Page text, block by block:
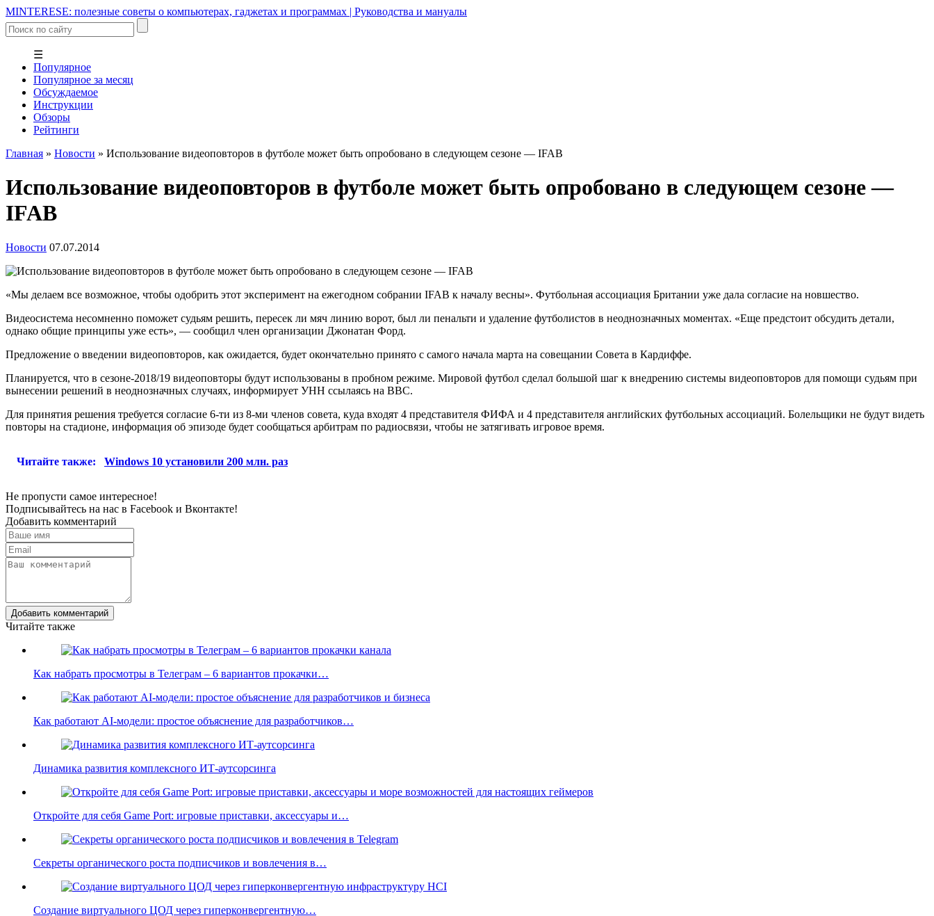
MINTERESE: полезные советы о компьютерах, гаджетах и программах | Руководства и мануалы
☰
Популярное
Популярное за месяц
Обсуждаемое
Инструкции
Обзоры
Рейтинги
Главная » Новости » Использование видеоповторов в футболе может быть опробовано в следующем сезоне — IFAB
Использование видеоповторов в футболе может быть опробовано в следующем сезоне —
IFAB
Новости 07.07.2014
«Мы делаем все возможное, чтобы одобрить этот эксперимент на ежегодном собрании IFAB к началу весны». Футбольная ассоциация Британии уже дала согласие на новшество.
Видеосистема несомненно поможет судьям решить, пересек ли мяч линию ворот, был ли пенальти и удаление футболистов в неоднозначных моментах. «Еще предстоит обсудить детали,
однако общие принципы уже есть», — сообщил член организации Джонатан Форд.
Предложение о введении видеоповторов, как ожидается, будет окончательно принято с самого начала марта на совещании Совета в Кардиффе.
Планируется, что в сезоне-2018/19 видеоповторы будут использованы в пробном режиме. Мировой футбол сделал большой шаг к внедрению системы видеоповторов для помощи судьям при
вынесении решений в неоднозначных случаях, информирует УНН ссылаясь на ВВС.
Для принятия решения требуется согласие 6-ти из 8-ми членов совета, куда входят 4 представителя ФИФА и 4 представителя английских футбольных ассоциаций. Болельщики не будут видеть
повторы на стадионе, информация об эпизоде будет сообщаться арбитрам по радиосвязи, чтобы не затягивать игровое время.
Читайте также: Windows 10 установили 200 млн. раз
Не пропусти самое интересное!
Подписывайтесь на нас в Facebook и Вконтакте!
Добавить комментарий
Добавить комментарий
Читайте также
Как набрать просмотры в Телеграм – 6 вариантов прокачки…
Как работают AI-модели: простое объяснение для разработчиков…
Динамика развития комплексного ИТ-аутсорсинга
Откройте для себя Game Port: игровые приставки, аксессуары и…
Секреты органического роста подписчиков и вовлечения в…
Создание виртуального ЦОД через гиперконвергентную…